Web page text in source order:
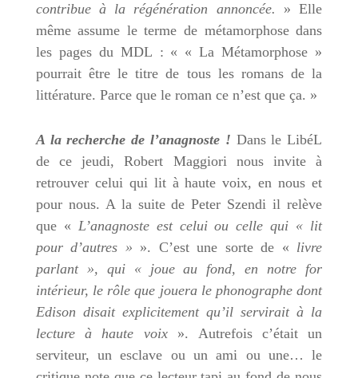
contribue à la régénération annoncée. » Elle
même assume le terme de métamorphose dans
les pages du MDL : « « La Métamorphose »
pourrait être le titre de tous les romans de la
littérature. Parce que le roman ce n’est que ça. »
A la recherche de l’anagnoste ! Dans le LibéL
de ce jeudi, Robert Maggiori nous invite à
retrouver celui qui lit à haute voix, en nous et
pour nous. A la suite de Peter Szendi il relève
que « L’anagnoste est celui ou celle qui « lit
pour d’autres » ». C’est une sorte de « livre
parlant », qui « joue au fond, en notre for
intérieur, le rôle que jouera le phonographe dont
Edison disait explicitement qu’il servirait à la
lecture à haute voix ». Autrefois c’était un
serviteur, un esclave ou un ami ou une… le